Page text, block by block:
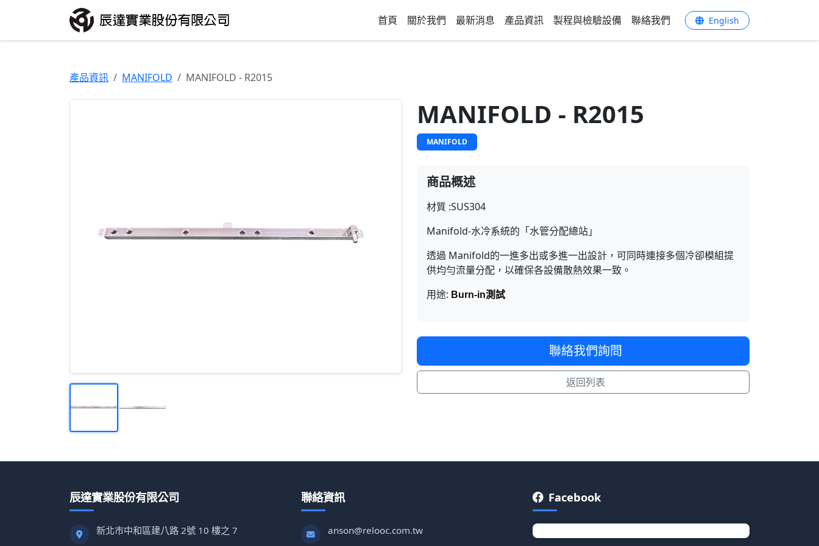
首頁 關於我們 最新消息 產品資訊 製程與檢驗設備 聯絡我們 English
產品資訊 MANIFOLD MANIFOLD - R2015
MANIFOLD - R2015
MANIFOLD
商品概述
材質 :SUS304
Manifold-水冷系統的「水管分配總站」
透過 Manifold的一進多出或多進一出設計，可同時連接多個冷卻模組提
供均勻流量分配，以確保各設備散熱效果一致。
用途: Burn-in測試
聯絡我們詢問
返回列表
辰達實業股份有限公司
新北市中和區建八路 2號 10 樓之 7
聯絡資訊
anson@relooc.com.tw
Facebook